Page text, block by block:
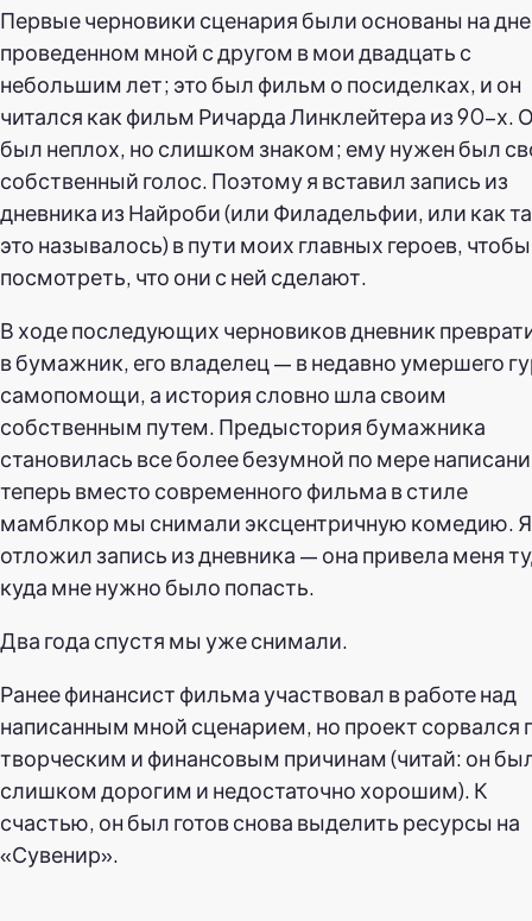
Первые черновики сценария были основаны на
проведенном мной с другом в мои двадцать с
небольшим лет; это был фильм о посиделках, и он
читался как фильм Ричарда Линклейтера из 90-х.
был неплох, но слишком знаком; ему нужен был
собственный голос. Поэтому я вставил запись из
дневника из Найроби (или Филадельфии, или как
это называлось) в пути моих главных героев, чтобы
посмотреть, что они с ней сделают.
В ходе последующих черновиков дневник
в бумажник, его владелец — в недавно умершего
самопомощи, а история словно шла своим
собственным путем. Предыстория бумажника
становилась все более безумной по мере
теперь вместо современного фильма в стиле
мамблкор мы снимали эксцентричную комедию. Я
отложил запись из дневника — она привела меня
куда мне нужно было попасть.
Два года спустя мы уже снимали.
Ранее финансист фильма участвовал в работе над
написанным мной сценарием, но проект сорвался
творческим и финансовым причинам (читай: он
слишком дорогим и недостаточно хорошим). К
счастью, он был готов снова выделить ресурсы на
«Сувенир».